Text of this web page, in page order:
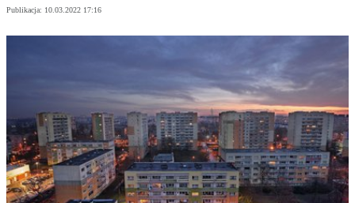
Publikacja: 10.03.2022 17:16